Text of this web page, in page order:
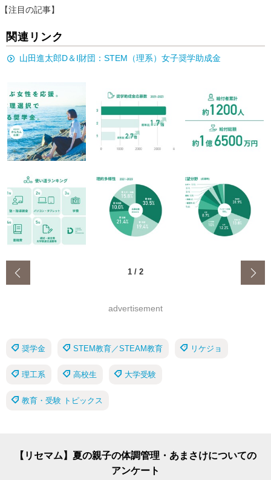
【注目の記事】
関連リンク
山田進太郎D＆I財団：STEM（理系）女子奨学助成金
1 / 2
advertisement
奨学金 STEM教育／STEAM教育 リケジョ
理工系 高校生 大学受験
教育・受験 トピックス
【リセマム】夏の親子の体調管理・あまさけについての
アンケート